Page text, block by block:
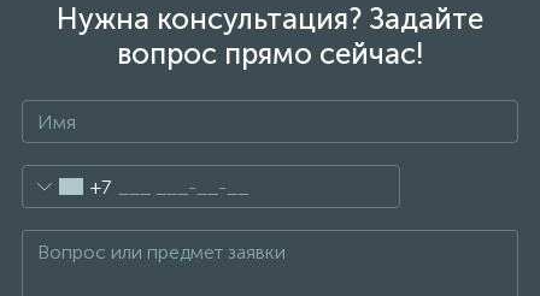
Нужна консультация? Задайте
вопрос прямо сейчас!
+7